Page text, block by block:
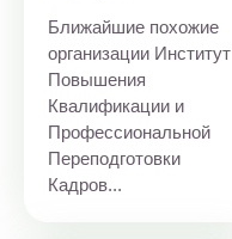
Ближайшие похожие
организации Институт
Повышения
Квалификации и
Профессиональной
Переподготовки
Кадров...